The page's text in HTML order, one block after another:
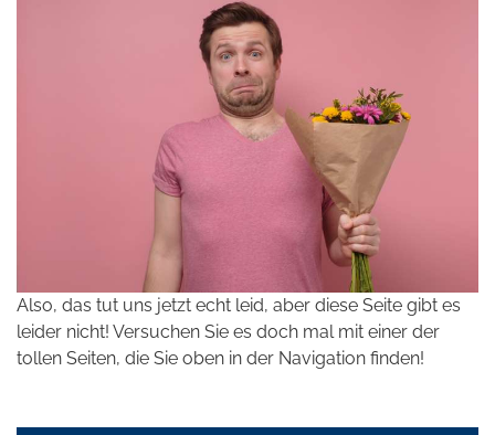
Also, das tut uns jetzt echt leid, aber diese Seite gibt es
leider nicht! Versuchen Sie es doch mal mit einer der
tollen Seiten, die Sie oben in der Navigation finden!